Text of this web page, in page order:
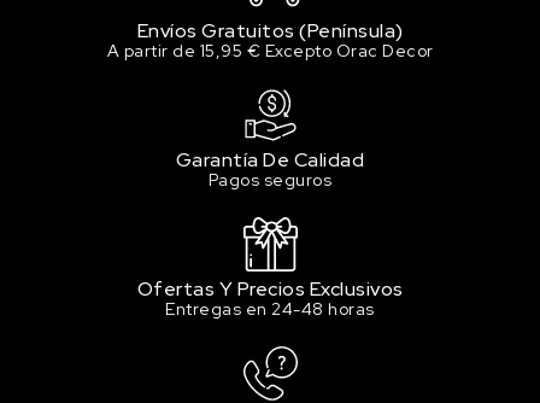
Envíos Gratuitos (Península)
A partir de 15,95 € Excepto Orac Decor
Garantía De Calidad
Pagos seguros
Ofertas Y Precios Exclusivos
Entregas en 24-48 horas